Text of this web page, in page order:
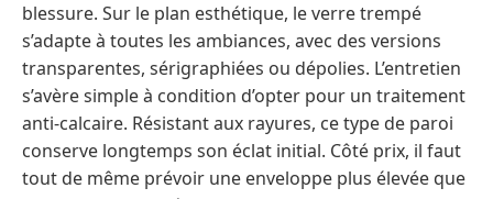
blessure. Sur le plan esthétique, le verre trempé
s’adapte à toutes les ambiances, avec des versions
transparentes, sérigraphiées ou dépolies. L’entretien
s’avère simple à condition d’opter pour un traitement
anti-calcaire. Résistant aux rayures, ce type de paroi
conserve longtemps son éclat initial. Côté prix, il faut
tout de même prévoir une enveloppe plus élevée que